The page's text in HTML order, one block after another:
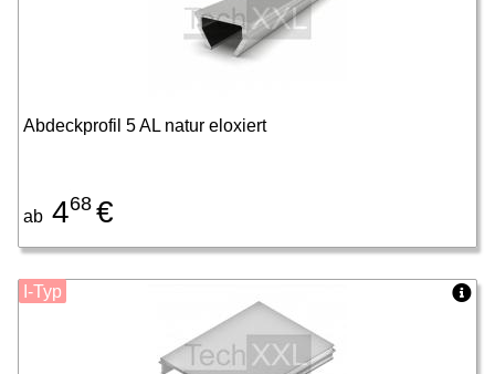
Abdeckprofil 5 AL natur eloxiert
ab 468 €
I-Typ